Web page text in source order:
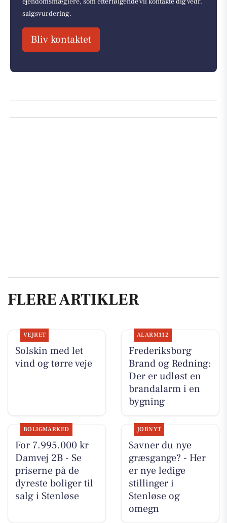
salgsvurdering.
Bliv kontaktet
FLERE ARTIKLER
VEJRET
Solskin med let
vind og tørre veje
ALARM112
Frederiksborg
Brand og Redning:
Der er udløst en
brandalarm i en
bygning
BOLIGMARKED
For 7.995.000 kr
Damvej 2B - Se
priserne på de
dyreste boliger til
salg i Stenløse
JOBNYT
Savner du nye
græsgange? - Her
er nye ledige
stillinger i
Stenløse og
omegn